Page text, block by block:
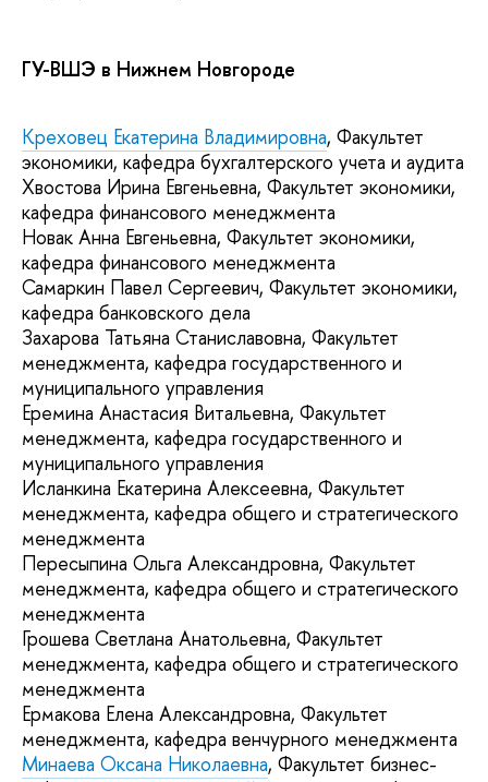
ГУ-ВШЭ в Нижнем Новгороде
Креховец Екатерина Владимировна, Факультет
экономики, кафедра бухгалтерского учета и аудита
Хвостова Ирина Евгеньевна, Факультет экономики,
кафедра финансового менеджмента
Новак Анна Евгеньевна, Факультет экономики,
кафедра финансового менеджмента
Самаркин Павел Сергеевич, Факультет экономики,
кафедра банковского дела
Захарова Татьяна Станиславовна, Факультет
менеджмента, кафедра государственного и
муниципального управления
Еремина Анастасия Витальевна, Факультет
менеджмента, кафедра государственного и
муниципального управления
Исланкина Екатерина Алексеевна, Факультет
менеджмента, кафедра общего и стратегического
менеджмента
Пересыпина Ольга Александровна, Факультет
менеджмента, кафедра общего и стратегического
менеджмента
Грошева Светлана Анатольевна, Факультет
менеджмента, кафедра общего и стратегического
менеджмента
Ермакова Елена Александровна, Факультет
менеджмента, кафедра венчурного менеджмента
Минаева Оксана Николаевна, Факультет бизнес-